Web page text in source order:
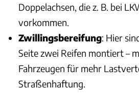
Doppelachsen, die z. B. bei
vorkommen.
Zwillingsbereifung: Hier
Seite zwei Reifen montiert –
Fahrzeugen für mehr
Straßenhaftung.